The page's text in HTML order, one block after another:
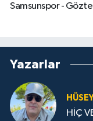
Samsunspor -
Yazarlar
HİÇ